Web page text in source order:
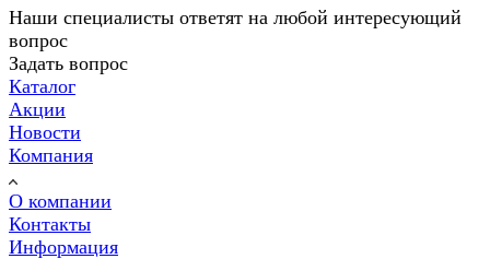
Наши специалисты ответят на любой интересующий
вопрос
Задать вопрос
Каталог
Акции
Новости
Компания
О компании
Контакты
Информация